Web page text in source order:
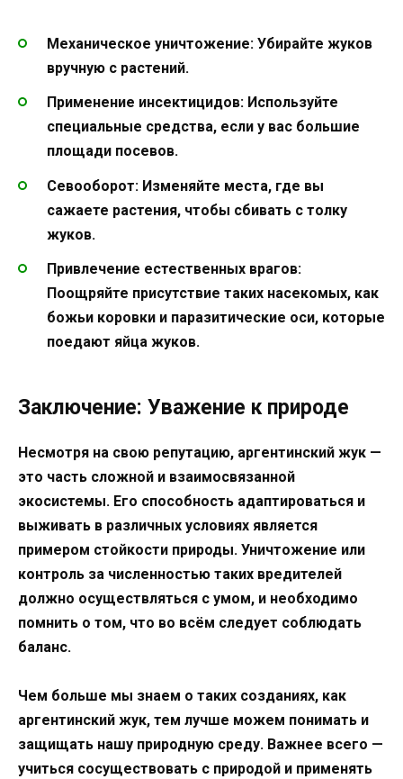
Механическое уничтожение: Убирайте жуков
вручную с растений.
Применение инсектицидов: Используйте
специальные средства, если у вас большие
площади посевов.
Севооборот: Изменяйте места, где вы
сажаете растения, чтобы сбивать с толку
жуков.
Привлечение естественных врагов:
Поощряйте присутствие таких насекомых, как
божьи коровки и паразитические оси, которые
поедают яйца жуков.
Заключение: Уважение к природе
Несмотря на свою репутацию, аргентинский жук —
это часть сложной и взаимосвязанной
экосистемы. Его способность адаптироваться и
выживать в различных условиях является
примером стойкости природы. Уничтожение или
контроль за численностью таких вредителей
должно осуществляться с умом, и необходимо
помнить о том, что во всём следует соблюдать
баланс.
Чем больше мы знаем о таких созданиях, как
аргентинский жук, тем лучше можем понимать и
защищать нашу природную среду. Важнее всего —
учиться сосуществовать с природой и применять